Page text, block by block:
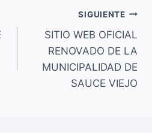
SIGUIENTE
SITIO WEB OFICIAL
RENOVADO DE LA
MUNICIPALIDAD DE
SAUCE VIEJO